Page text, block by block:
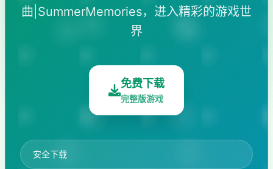
曲|SummerMemories，进入精彩的游戏世
界
免费下载
完整版游戏
安全下载